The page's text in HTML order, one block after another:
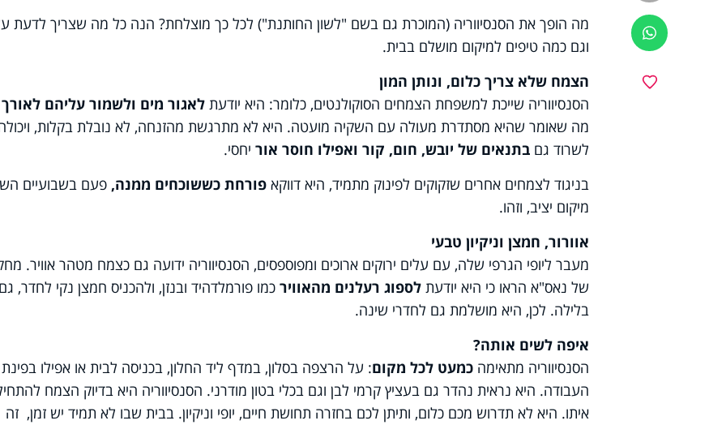
ווטסאפ
מה הופך את הסנסיווריה (המוכרת גם בשם "לשון החותנת") לכל כך מוצלחת? הנה כל מה שצריך לדעת
וגם כמה טיפים למיקום מושלם בבית.
הצמח שלא צריך כלום, ונותן המון
הסנסיווריה שייכת למשפחת הצמחים הסוקולנטים, כלומר: היא יודעת לאגור מים ולשמור עליהם לאורך
מה שאומר שהיא מסתדרת מעולה עם השקיה מועטה. היא לא מתרגשת מהזנחה, לא נובלת בקלות,
לשרוד גם בתנאים של יובש, חום, קור ואפילו חוסר אוריחסי.
בניגוד לצמחים אחרים שזקוקים לפינוק מתמיד, היא דווקא פורחת כששוכחים ממנה, פעם בשבועיים
מיקום יציב, וזהו.
אוורור, חמצן וניקיון טבעי
מעבר ליופי הגרפי שלה, עם עלים ירוקים ארוכים ומפוספסים, הסנסיווריה ידועה גם כצמח מטהר אוויר.
של נאס"א הראו כי היא יודעת לספוג רעלנים מהאווירכמו פורמלדהיד ובנזן, ולהכניס חמצן נקי לחדר, גם
בלילה. לכן, היא מושלמת גם לחדרי שינה.
איפה לשים אותה?
הסנסיווריה מתאימה כמעט לכל מקום: על הרצפה בסלון, במדף ליד החלון, בכניסה לבית או אפילו בפינת
העבודה. היא נראית נהדר גם בעציץ קרמי לבן וגם בכלי בטון מודרני. הסנסיווריה היא בדיוק הצמח
איתו. היא לא תדרוש מכם כלום, ותיתן לכם בחזרה תחושת חיים, יופי וניקיון. בבית שבו לא תמיד יש זמן, זה